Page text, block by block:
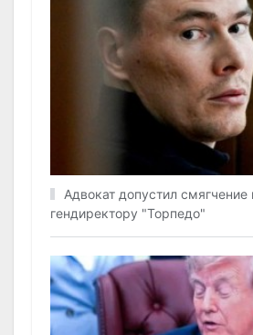
Адвокат допустил смягчение
гендиректору "Торпедо"